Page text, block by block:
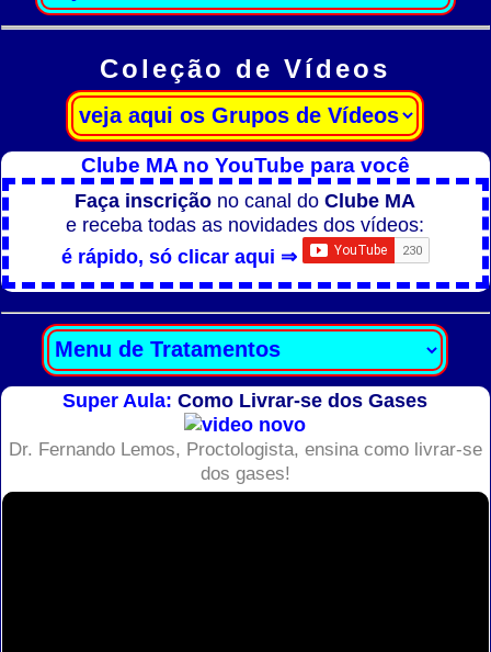
Coleção de Vídeos
Clube MA no YouTube para você
Faça inscrição no canal doClube MA
e receba todas as novidades dos vídeos:
é rápido, só clicar aqui ⇒
Super Aula:Como Livrar-se dos Gases
Dr. Fernando Lemos, Proctologista, ensina como livrar-se
dos gases!